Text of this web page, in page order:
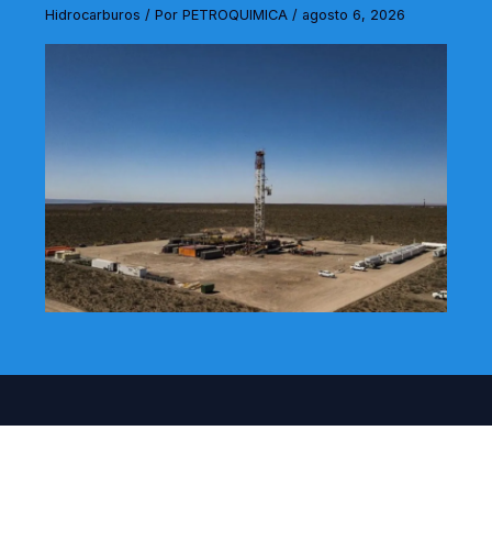
Hidrocarburos / PorPETROQUIMICA/ agosto 6, 2026